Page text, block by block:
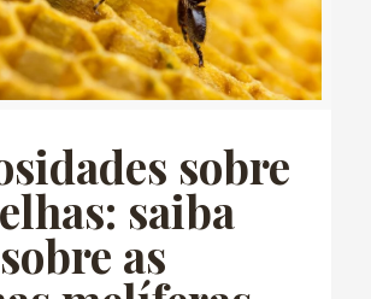
sobre
saiba
as